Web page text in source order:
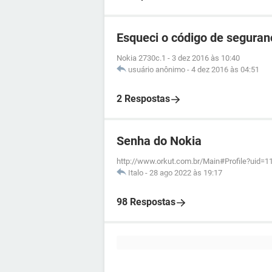
Esqueci o código de
Nokia 2730c.1 - 3 dez 2016 às 10:40
usuário anônimo - 4 dez 2016 às 04:51
2 Respostas
Senha do Nokia
http://www.orkut.com.br/
Italo - 28 ago 2022 às 19:17
98 Respostas